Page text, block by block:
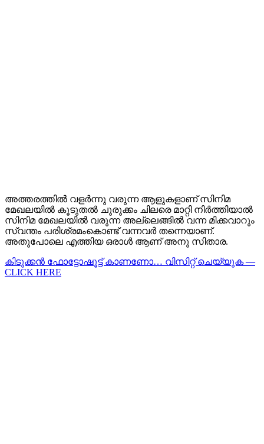
അത്തരത്തില്‍ വളര്‍ന്നു വരുന്ന ആളുകളാണ് സിനിമ
മേഖലയില്‍ കൂടുതല്‍ ചുരുക്കം ചിലരെ മാറ്റി നിര്‍ത്തിയാല്‍
സിനിമ മേഖലയില്‍ വരുന്ന അല്ലെങ്ങില്‍ വന്ന മിക്കവാറും
സ്വന്തം പരിശ്രമംകൊണ്ട് വന്നവര്‍ തന്നെയാണ്.
അതുപോലെ എത്തിയ ഒരാള്‍ ആണ് അനു സിതാര.
കിടുക്കന്‍ ഫോട്ടോഷൂട്ട്‌ കാണണോ… വിസിറ്റ് ചെയ്യുക —
CLICK HERE